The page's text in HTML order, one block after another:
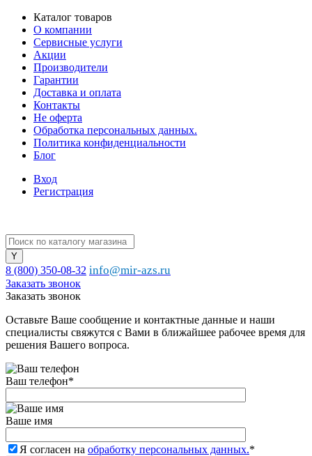
Каталог товаров
О компании
Сервисные услуги
Акции
Производители
Гарантии
Доставка и оплата
Контакты
Не оферта
Обработка персональных данных.
Политика конфиденциальности
Блог
Вход
Регистрация
8 (800) 350-08-32 info@mir-azs.ru
Заказать звонок
Заказать звонок
Оставьте Ваше сообщение и контактные данные и наши
специалисты свяжутся с Вами в ближайшее рабочее время для
решения Вашего вопроса.
Ваш телефон*
Ваше имя
Я согласен на обработку персональных данных.*